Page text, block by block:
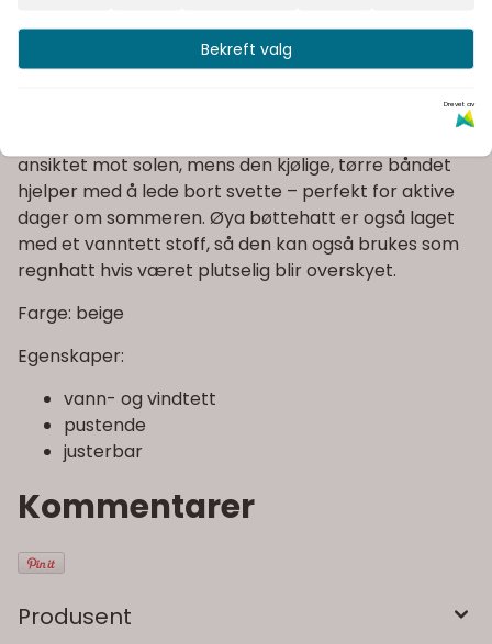
Informasjon
Blæst Øya Bucket Hat er en klassisk bøttehatt, med
ansiktet mot solen, mens den kjølige, tørre båndet
hjelper med å lede bort svette – perfekt for aktive
dager om sommeren. Øya bøttehatt er også laget
med et vanntett stoff, så den kan også brukes som
regnhatt hvis været plutselig blir overskyet.
Farge: beige
Egenskaper:
vann- og vindtett
pustende
justerbar
Kommentarer
Produsent
Bekreft valg
Drevet av